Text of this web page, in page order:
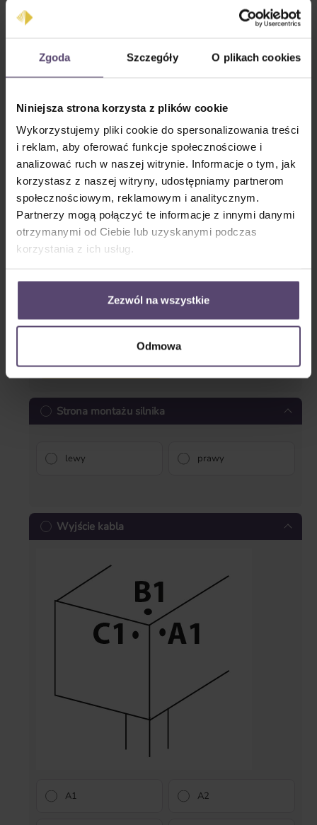
Zgoda Szczegóły O plikach cookies
Niniejsza strona korzysta z plików cookie
Wykorzystujemy pliki cookie do spersonalizowania treści
i reklam, aby oferować funkcje społecznościowe i
analizować ruch w naszej witrynie. Informacje o tym, jak
korzystasz z naszej witryny, udostępniamy partnerom
społecznościowym, reklamowym i analitycznym.
Partnerzy mogą połączyć te informacje z innymi danymi
otrzymanymi od Ciebie lub uzyskanymi podczas
korzystania z ich usług.
Zezwól na wszystkie
Odmowa
Srebrny (RAL9006)
Antracyt (RAL7016)
Anthrazit metaliczny
(DB703)
Napędsvariante
Silnik przełącznika Silnik radiowy
Strona montażu silnika
lewy prawy
Wyjście kabla
A1 A2